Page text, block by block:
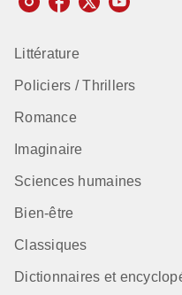
Littérature
Policiers / Thrillers
Romance
Imaginaire
Sciences humaines
Bien-être
Classiques
Dictionnaires et